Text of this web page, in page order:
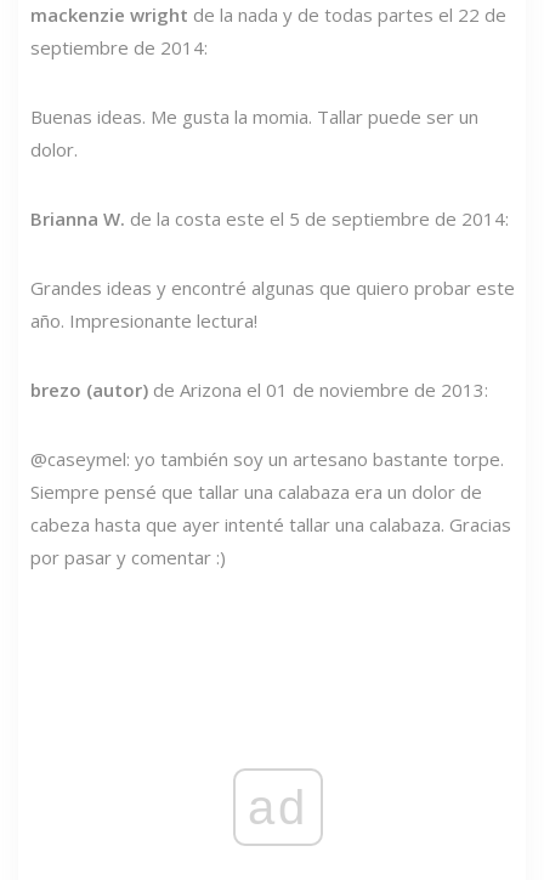
mackenzie wright de la nada y de todas partes el 22 de
septiembre de 2014:
Buenas ideas. Me gusta la momia. Tallar puede ser un
dolor.
Brianna W. de la costa este el 5 de septiembre de 2014:
Grandes ideas y encontré algunas que quiero probar este
año. Impresionante lectura!
brezo (autor) de Arizona el 01 de noviembre de 2013:
@caseymel: yo también soy un artesano bastante torpe.
Siempre pensé que tallar una calabaza era un dolor de
cabeza hasta que ayer intenté tallar una calabaza. Gracias
por pasar y comentar :)
ad